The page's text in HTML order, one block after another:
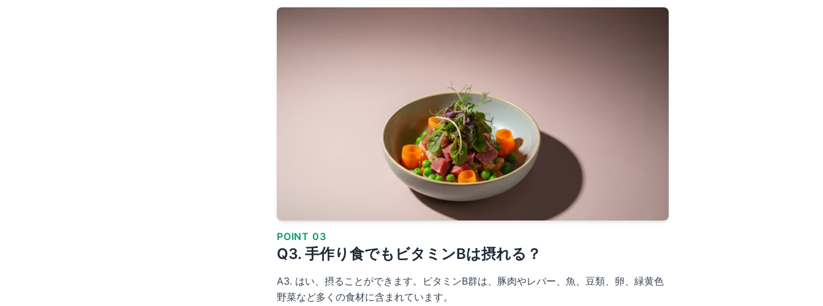
POINT 03
Q3. 手作り食でもビタミンBは摂れる？
A3. はい、摂ることができます。ビタミンB群は、豚肉やレバー、魚、豆類、卵、緑黄色
野菜など多くの食材に含まれています。